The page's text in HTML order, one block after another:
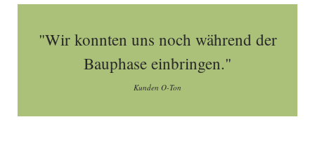
"Wir konnten uns noch während der
Bauphase einbringen."
Kunden O-Ton